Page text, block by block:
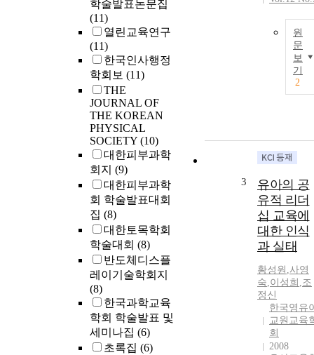
학술발표논문집
(11)
열린교육연구
(11)
한국인사행정
학회보 (11)
THE
JOURNAL OF
THE KOREAN
PHYSICAL
SOCIETY (10)
대한피부과학
회지 (9)
대한피부과학
회 학술발표대회
집 (8)
대한토목학회
학술대회 (8)
반도체디스플
레이기술학회지
(8)
한국과학교육
학회 학술발표 및
세미나집 (6)
초록집 (6)
원
문
보
기
2
3
유아의 공
유적 리더
십 교육에
대한 인식
과 실태
황성원 ,사영
숙,이성희 ,조
정신
한국영유
교원교육
회
2008